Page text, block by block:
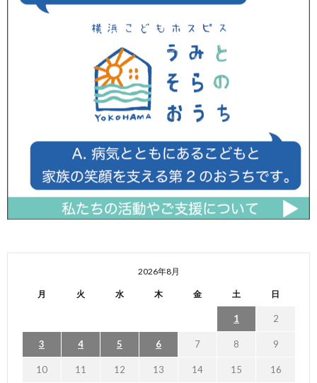
2026年8月
月 火 水 木 金 土 日
1 2
3 4 5 6 7 8 9
10 11 12 13 14 15 16